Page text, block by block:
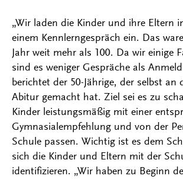
„Wir laden die Kinder und ihre Eltern
einem Kennlerngespräch ein. Das
Jahr weit mehr als 100. Da wir einige
sind es weniger Gespräche als
berichtet der 50-Jährige, der selbst an
Abitur gemacht hat. Ziel sei es zu
Kinder leistungsmäßig mit einer
Gymnasialempfehlung und von der
Schule passen. Wichtig ist es dem
sich die Kinder und Eltern mit der
identifizieren. „Wir haben zu Beginn